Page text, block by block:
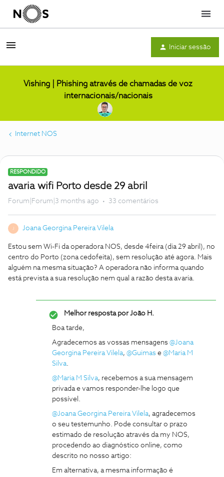
Menu
Iniciar sessão
Vishing | Phishing através de chamadas de voz
internacionais/nacionais
Internet NOS
RESPONDIDO
avaria wifi Porto desde 29 abril
Forum|Forum|3 months ago 33 comentários
Joana Georgina Pereira Vilela
Estou sem Wi-Fi da operadora NOS, desde 4feira (dia 29 abril), no
centro do Porto (zona cedofeita), sem resolução até agora. Mais
alguém na mesma situação? A operadora não informa quando
está prevista a sua resolução nem qual a razão desta avaria.
Melhor resposta porJoão H.
Boa tarde,
Agradecemos as vossas mensagens ​ @Joana
Georgina Pereira Vilela, ​ @Guimas e ​ @Maria M
Silva.
@Maria M Silva, recebemos a sua mensagem
privada e vamos responder-lhe logo que
possível.
@Joana Georgina Pereira Vilela, agradecemos
o seu testemunho. Pode consultar o prazo
estimado de resolução através da my NOS,
procedendo ao diagnóstico online, como
descrito no nosso artigo:
Em alternativa, a mesma informação é